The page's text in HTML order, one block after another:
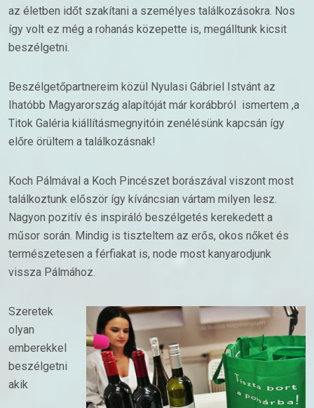
az életben időt szakítani a személyes találkozásokra. Nos
így volt ez még a rohanás közepette is, megálltunk kicsit
beszélgetni.
Beszélgetőpartnereim közül Nyulasi Gábriel Istvánt az
Ihatóbb Magyarország alapítóját már korábbról ismertem ,a
Titok Galéria kiállításmegnyitóin zenélésünk kapcsán így
előre örültem a találkozásnak!
Koch Pálmával a Koch Pincészet borászával viszont most
találkoztunk először így kíváncsian vártam milyen lesz.
Nagyon pozitív és inspiráló beszélgetés kerekedett a
műsor során. Mindig is tiszteltem az erős, okos nőket és
természetesen a férfiakat is, node most kanyarodjunk
vissza Pálmához.
Szeretek
olyan
emberekkel
beszélgetni
akik